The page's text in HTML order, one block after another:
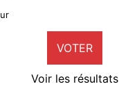
VOTER
Voir les résultats